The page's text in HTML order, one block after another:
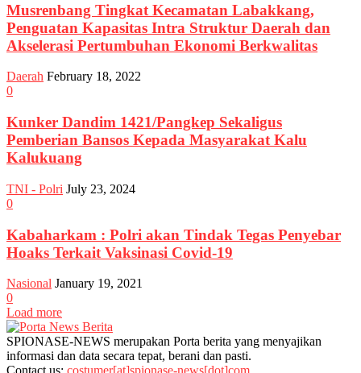
Musrenbang Tingkat Kecamatan Labakkang,
Penguatan Kapasitas Intra Struktur Daerah dan
Akselerasi Pertumbuhan Ekonomi Berkwalitas
Daerah February 18, 2022
0
Kunker Dandim 1421/Pangkep Sekaligus
Pemberian Bansos Kepada Masyarakat Kalu
Kalukuang
TNI - Polri July 23, 2024
0
Kabaharkam : Polri akan Tindak Tegas Penyebar
Hoaks Terkait Vaksinasi Covid-19
Nasional January 19, 2021
0
Load more
SPIONASE-NEWS merupakan Porta berita yang menyajikan
informasi dan data secara tepat, berani dan pasti.